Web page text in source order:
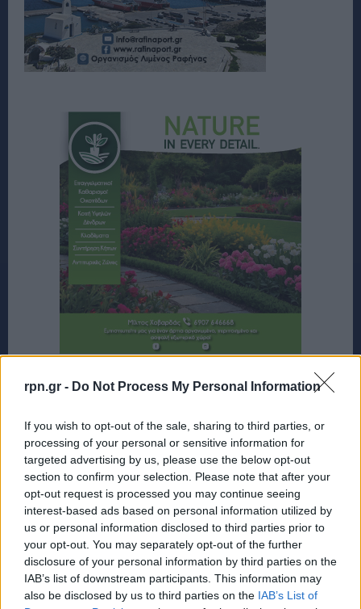
rpn.gr - Do Not Process My Personal Information
If you wish to opt-out of the sale, sharing to third parties, or
processing of your personal or sensitive information for
targeted advertising by us, please use the below opt-out
section to confirm your selection. Please note that after your
opt-out request is processed you may continue seeing
interest-based ads based on personal information utilized by
us or personal information disclosed to third parties prior to
your opt-out. You may separately opt-out of the further
disclosure of your personal information by third parties on the
IAB’s list of downstream participants. This information may
also be disclosed by us to third parties on the IAB’s List of